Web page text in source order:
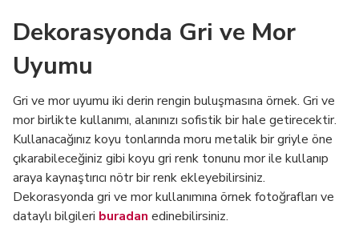
Dekorasyonda Gri ve Mor
Uyumu
Gri ve mor uyumu iki derin rengin buluşmasına örnek. Gri ve
mor birlikte kullanımı, alanınızı sofistik bir hale getirecektir.
Kullanacağınız koyu tonlarında moru metalik bir griyle öne
çıkarabileceğiniz gibi koyu gri renk tonunu mor ile kullanıp
araya kaynaştırıcı nötr bir renk ekleyebilirsiniz.
Dekorasyonda gri ve mor kullanımına örnek fotoğrafları ve
dataylı bilgileri buradan edinebilirsiniz.